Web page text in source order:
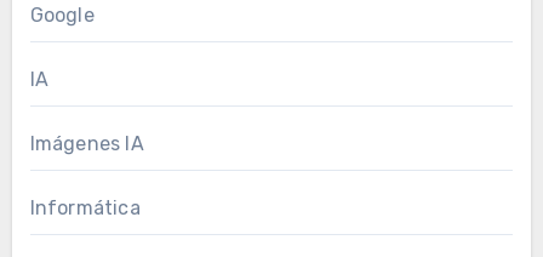
Google
IA
Imágenes IA
Informática